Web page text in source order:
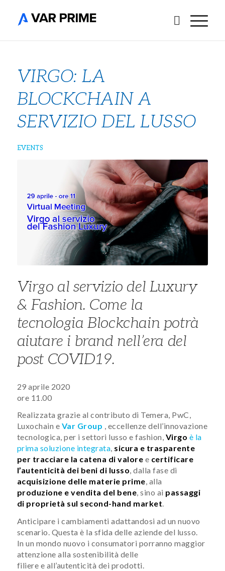
VIRGO: LA
BLOCKCHAIN A
SERVIZIO DEL LUSSO
EVENTS
Virgo al servizio del Luxury
& Fashion. Come la
tecnologia Blockchain potrà
aiutare i brand nell’era del
post COVID19.
29 aprile 2020
ore 11.00
Realizzata grazie al contributo di Temera, PwC,
Luxochain e Var Group , eccellenze dell’innovazione
tecnologica, per i settori lusso e fashion, Virgo è la
prima soluzione integrata, sicura e trasparente
per tracciare la catena di valore e certificare
l’autenticità dei beni di lusso, dalla fase di
acquisizione delle materie prime, alla
produzione e vendita del bene, sino ai passaggi
di proprietà sul second-hand market.
Anticipare i cambiamenti adattandosi ad un nuovo
scenario. Questa è la sfida delle aziende del lusso.
In un mondo nuovo i consumatori porranno maggior
attenzione alla sostenibilità delle
filiere e all’autenticità dei prodotti.